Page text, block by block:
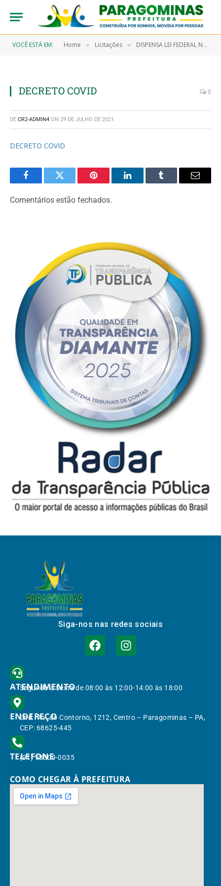
VOCÊ ESTÁ EM: Home » Licitações » DISPENSA LEI FEDERAL Nº 13.979/2020 (COVID 19) – 7/2021-00024 (AQUISIÇÃO DE TESTE RÁPIDO PARA SEREM UTILIZADOS NA TRIAGEM DOS PROFISSIONAIS DE SAÚDE, PACIENTES QUE APRESENTAREM SINTOMAS COM QUADRO CLÍNICO SUGESTIVO AO COVID-19 E POPULAÇÃO GERAL)
DECRETO COVID 0
DE CR2-ADMIN4 ON 29 DE JULHO DE 2021
DECRETO COVID
FacebookTwitter Pinterest LinkedInTumblr Email
Comentários estão fechados.
Siga-nos nas redes sociais
ATENDIMENTO
Segunda à Sexta de 08:00 às 12:00-14:00 às 18:00
ENDEREÇO
End.: Av. do Contorno, 1212, Centro – Paragominas – PA,
CEP: 68625-445
TELEFONE
(91) 98309-0035
COMO CHEGAR À PREFEITURA